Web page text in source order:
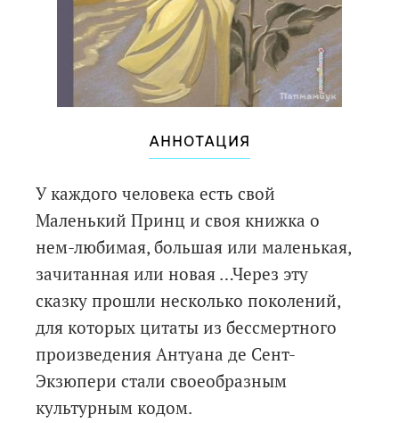
АННОТАЦИЯ
У каждого человека есть свой
Маленький Принц и своя книжка о
нем-любимая, большая или маленькая,
зачитанная или новая …Через эту
сказку прошли несколько поколений,
для которых цитаты из бессмертного
произведения Антуана де Сент-
Экзюпери стали своеобразным
культурным кодом.